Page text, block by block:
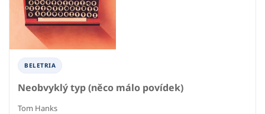
BELETRIA
Neobvyklý typ (něco málo povídek)
Tom Hanks